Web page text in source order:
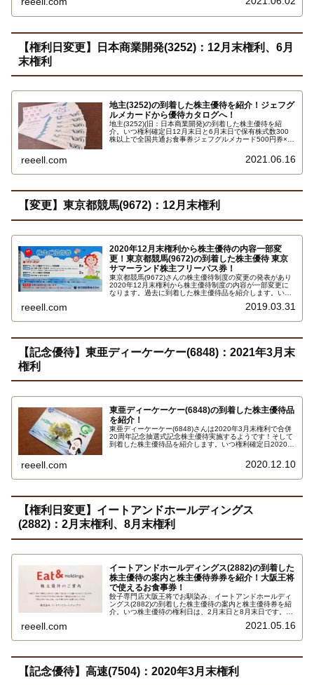
【権利日変更】日本商業開発(3252)：12月末権利、6月
末権利
地主(3252)の到着した株主優待を紹介！ジェフグ
ルメカードから優待カタログへ！
地主(3252)(旧：日本商業開発)の到着した株主優待を紹
介。いつ権利確定日12月末日と6月末日で保有株式数300
株以上で全国共通お食事券ジェフグルメカード500円券×6
reeell.com 2021.06.16
【変更】東京都競馬(9672)：12月末権利
2020年12月末権利から株主優待の内容一部変
更！東京都競馬(9672)の到着した株主優待 東京
サマーランド株主フリーパス券！
東京都競馬(9672)さんの株主優待制度の変更の発表があり
2020年12月末権利から株主優待制度の内容が一部変更に
なります。過去に到着した株主優待品を紹介します。いつ
ランド 株主フリーパス券２枚、ファミリーフリーパス券８
reeell.com 2019.03.31
【記念優待】東亜ディーケーケー(6848)：2021年3月末
権利
東亜ディーケーケー(6848)の到着した株主優待品
を紹介！
東亜ディーケーケー(6848)さんは2020年3月末権利で合併
20周年記念抽選式記念株主優待実施するようです！そして
到着した株主優待品を紹介します。いつ権利確定日2020年
オカード(ＱＵＯクオカード)500円分です。詳しくはこち
reeell.com 2020.12.10
【権利日変更】イートアンドホールディングス
(2882)：2月末権利、8月末権利
イートアンドホールディングス(2882)の到着した
株主優待の案内と株主優待券券を紹介！大阪王将
で使えるお食事券！
餃子専門店大阪王将でお馴染み、イートアンドホールディ
ングス(2882)の到着した株主優待の案内と株主優待券を紹
介。いつ株主優待の権利日は、2月末日と8月末日です。権
の自社製品とイートアンドグループお食事券、寄付の中か
reeell.com 2021.05.16
【記念優待】高速(7504)：2020年3月末権利